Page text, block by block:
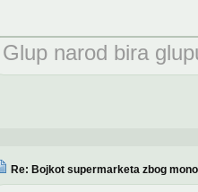
Glup narod bira
Re: Bojkot supermarketa zbog